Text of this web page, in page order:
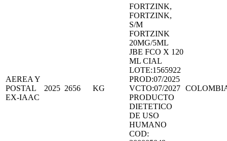
AEREA Y
POSTAL
EX-IAAC
2025 2656 KG
FORTZINK,
FORTZINK,
S/M
FORTZINK
20MG/5ML
JBE FCO X 120
ML CIAL
LOTE:1565922
PROD:07/2025
VCTO:07/2027
PRODUCTO
DIETETICO
DE USO
HUMANO
COD: